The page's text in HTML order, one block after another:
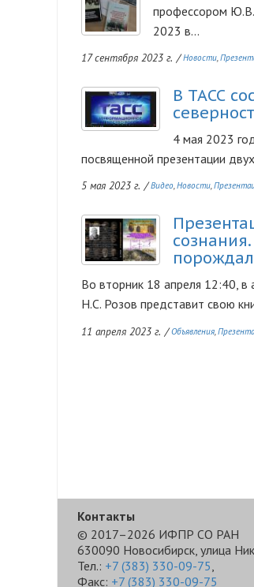
профессором
2023 в...
17 сентября 2023 г. / Новости
Изображение
В ТАСС
4 мая 2023
посвященной презентации
5 мая 2023 г. / Видео Новости
Изображение
Во вторник 18 апреля 12:40, в
Н.С. Розов представит свою
11 апреля 2023 г. / Объявления
Контакты
© 2017–2026 ИФПР СО РАН
630090 Новосибирск, улица
Тел.: +7 (383) 330-09-75
Факс: +7 (383) 330-09-75